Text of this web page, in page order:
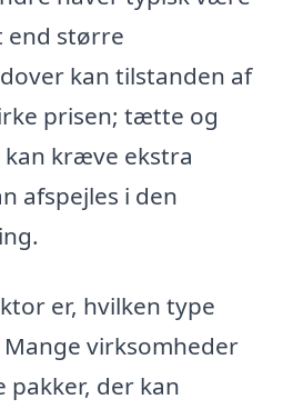
end større
kan tilstanden af
prisen; tætte og
kræve ekstra
afspejles i den
er, hvilken type
virksomheder
der kan